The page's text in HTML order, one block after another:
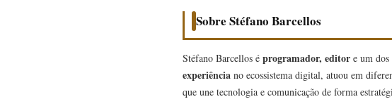
Sobre Stéfano Barcellos
Stéfano Barcellos é programador, editor e um
experiência no ecossistema digital, atuou em
que une tecnologia e comunicação de forma